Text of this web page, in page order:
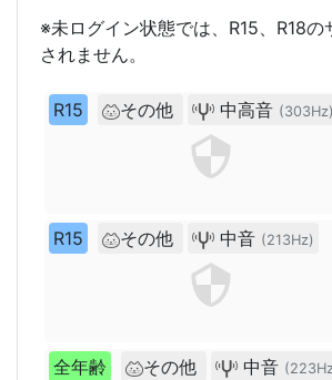
※未ログイン状態では、R15、R18
されません。
R15 その他 中高音 (303Hz)
R15 その他 中音 (213Hz)
全年齢 その他 中音